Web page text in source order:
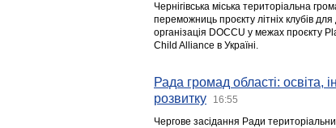
Чернігівська міська територіальна
переможниць проєкту літніх клубів
організація DOCCU у межах проєкту
Child Alliance в Україні.
Рада громад області: освіта,
розвитку
16:55
Чергове засідання Ради